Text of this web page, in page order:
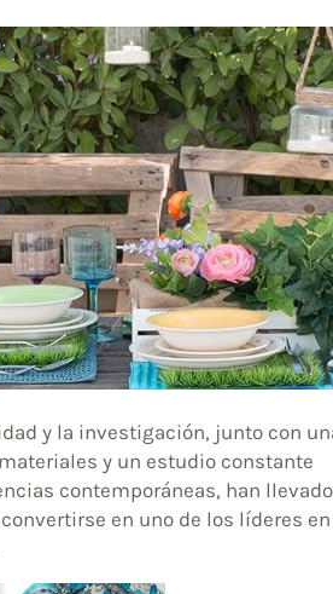
y la investigación, junto con
y un estudio constante
contemporáneas, han llevado
convertirse en uno de los líderes en